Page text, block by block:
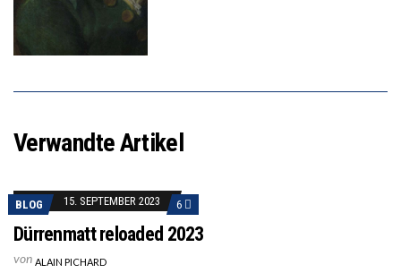
Verwandte Artikel
BLOG 15. SEPTEMBER 2023 6
Dürrenmatt reloaded 2023
von ALAIN PICHARD